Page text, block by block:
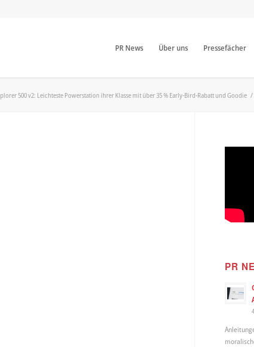
PR News Über uns Pressefächer
500 v2: Leichteste Powerstation ihrer Klasse mit über 35 % Early-Bird-Rabatt und Goodie /
PR